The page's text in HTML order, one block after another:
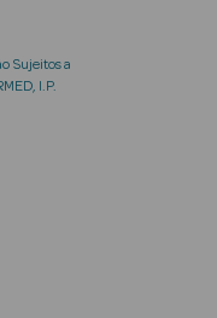
Sujeitos a
I.P.